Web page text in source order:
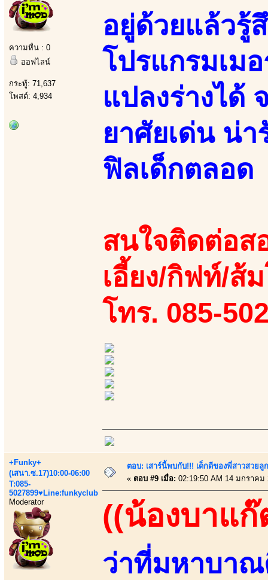
ความหื่น : 0
ออฟไลน์
กระทู้: 71,637
โพสต์: 4,934
อยู่ด้วยแล้วรู้
โปรแกรมเม
แปลงร่างได้
ยาศัยเด่น น่า
ฟิลเด็กตลอด
สนใจติดต่อส
เอี้ยง/กิฟท์/ส้
โทร. 085-
+Funky+
(เสนา.ซ.17)10:00-06:00
T:085-
5027899♥Line:funkyclub
Moderator
ตอบ: เสาร์นี้พบกับ!!! เด็กดีของพี่สาวสวยลู
« ตอบ #9 เมื่อ: 02:19:50 AM 14 มกราคม
((น้องบาแก๊
ว่าที่มหาบา